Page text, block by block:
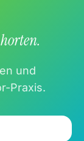
und
Praxis.